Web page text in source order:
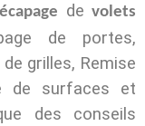
devolets
de portes,
grilles, Remise
de surfaces et
des conseils